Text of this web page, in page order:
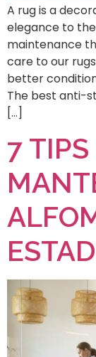
A rug is a
elegance to
maintenance
care to our
better
The best anti-
[…]
7